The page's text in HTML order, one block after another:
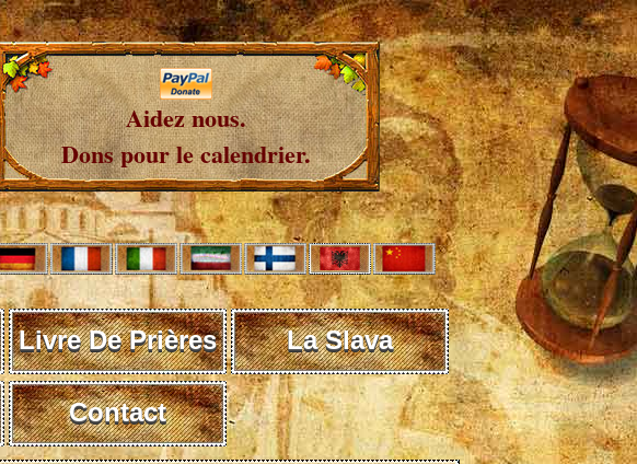
Aidez nous.
Dons pour le calendrier.
Livre De Prières La Slava
Contact